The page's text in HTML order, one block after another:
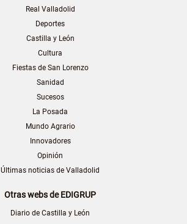
Real Valladolid
Deportes
Castilla y León
Cultura
Fiestas de San Lorenzo
Sanidad
Sucesos
La Posada
Mundo Agrario
Innovadores
Opinión
Últimas noticias de Valladolid
Otras webs de EDIGRUP
Diario de Castilla y León